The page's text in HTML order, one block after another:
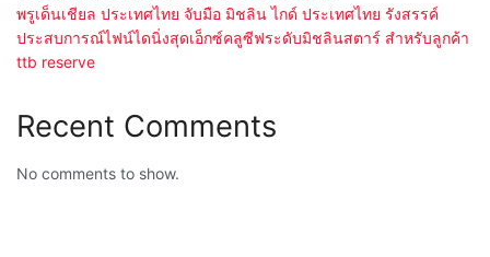
พรูเด็นเชียล ประเทศไทย จับมือ มิชลิน ไกด์ ประเทศไทย รังสรรค์
ประสบการณ์ไฟน์ไดนิ่งสุดเอ็กซ์คลูซีฟระดับมิชลินสตาร์ สำหรับลูกค้า
ttb reserve
Recent Comments
No comments to show.